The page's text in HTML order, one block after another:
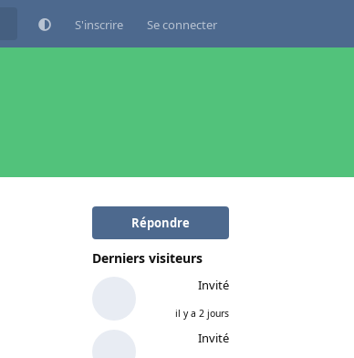
S'inscrire Se connecter
Répondre
Derniers visiteurs
Invité
il y a 2 jours
Invité